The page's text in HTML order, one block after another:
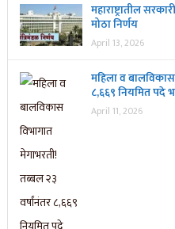
महाराष्ट्रातील
मोठा निर्णय
April 13, 2026
महिला व
८,६६९ नियमित पदे
April 11, 2026